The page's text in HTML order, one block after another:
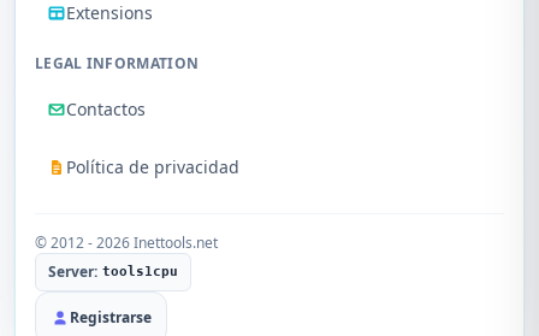
Extensions
LEGAL INFORMATION
Contactos
Política de privacidad
© 2012 - 2026 Inettools.net
Server: tools1cpu
Registrarse